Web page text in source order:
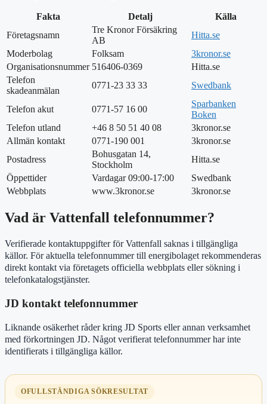
Fakta Detalj
Källa
Företagsnamn
Tre Kronor Försäkring
AB
Hitta.se
Moderbolag
Folksam
3kronor.se
Organisationsnummer 516406-0369
Hitta.se
Telefon
skadeanmälan
0771-23 33 33 Swedbank
Telefon akut 0771-57 16 00
Sparbanken
Boken
Telefon utland
+46 8 50 51 40 08
3kronor.se
Allmän kontakt
0771-190 001
3kronor.se
Postadress
Bohusgatan 14,
Stockholm
Hitta.se
Öppettider
Vardagar 09:00-17:00
Swedbank
Webbplats
www.3kronor.se 3kronor.se
Vad är Vattenfall telefonnummer?
Verifierade kontaktuppgifter för Vattenfall saknas i tillgängliga
källor. För aktuella telefonnummer till energibolaget rekommenderas
direkt kontakt via företagets officiella webbplats eller sökning i
telefonkatalogstjänster.
JD kontakt telefonnummer
Liknande osäkerhet råder kring JD Sports eller annan verksamhet
med förkortningen JD. Något verifierat telefonnummer har inte
identifierats i tillgängliga källor.
OFULLSTÄNDIGA SÖKRESULTAT